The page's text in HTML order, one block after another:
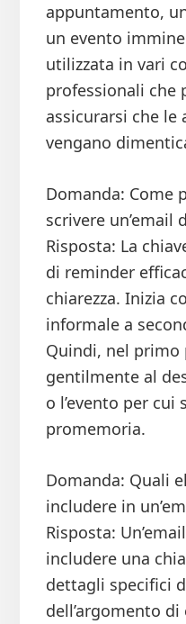
appuntamento,
un evento
utilizzata in vari
professionali che
assicurarsi che
vengano
Domanda: Come
scrivere un’email
Risposta: La
di reminder
chiarezza. Inizia
informale a
Quindi, nel primo
gentilmente al
o l’evento per cui
promemoria.
Domanda: Quali
includere in
Risposta:
includere una
dettagli specifici
dell’argomento